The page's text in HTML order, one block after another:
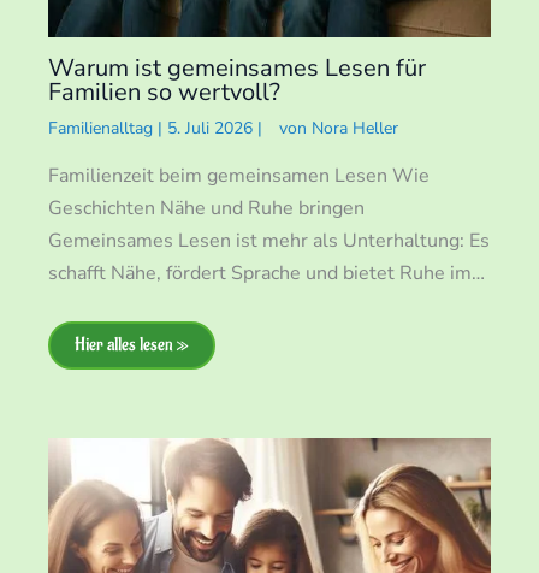
Warum ist gemeinsames Lesen für
Familien so wertvoll?
Familienalltag | 5. Juli 2026 | von Nora Heller
Familienzeit beim gemeinsamen Lesen Wie
Geschichten Nähe und Ruhe bringen
Gemeinsames Lesen ist mehr als Unterhaltung: Es
schafft Nähe, fördert Sprache und bietet Ruhe im…
Hier alles lesen »